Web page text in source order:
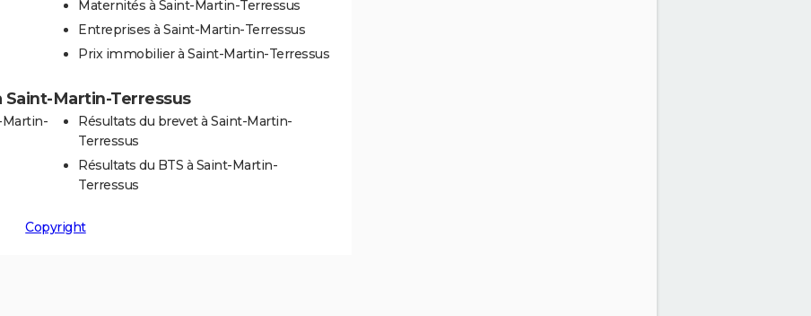
Maternités à Saint-Martin-Terressus
Entreprises à Saint-Martin-Terressus
Prix immobilier à Saint-Martin-Terressus
Martin-Terressus
Martin-
Résultats du brevet à Saint-Martin-
Terressus
Résultats du BTS à Saint-Martin-
Terressus
Copyright